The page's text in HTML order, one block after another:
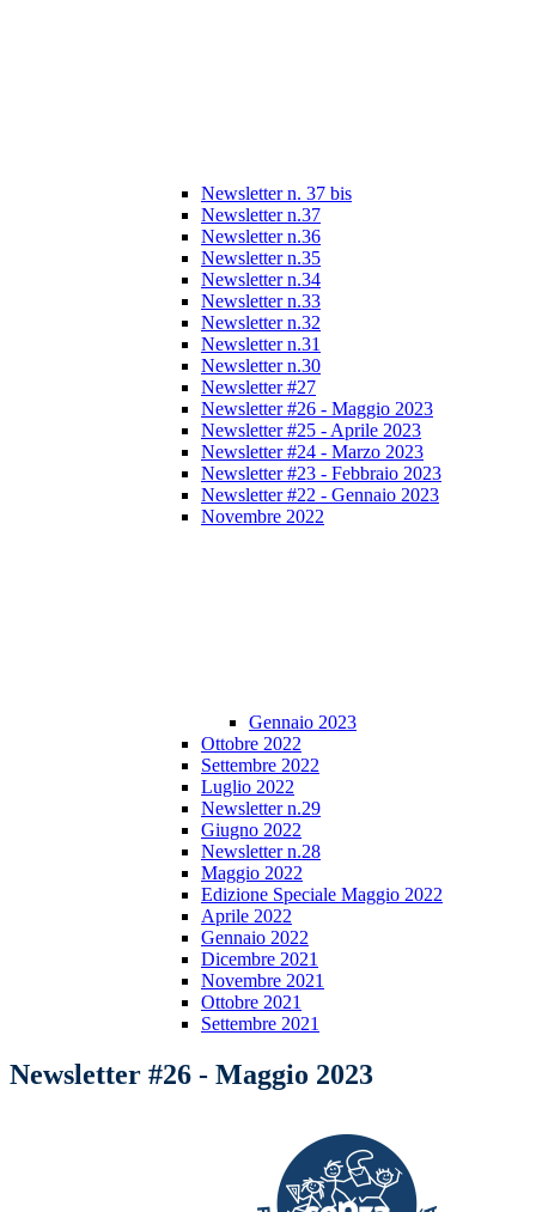
Newsletter n. 37 bis
Newsletter n.37
Newsletter n.36
Newsletter n.35
Newsletter n.34
Newsletter n.33
Newsletter n.32
Newsletter n.31
Newsletter n.30
Newsletter #27
Newsletter #26 - Maggio 2023
Newsletter #25 - Aprile 2023
Newsletter #24 - Marzo 2023
Newsletter #23 - Febbraio 2023
Newsletter #22 - Gennaio 2023
Novembre 2022
Gennaio 2023
Ottobre 2022
Settembre 2022
Luglio 2022
Newsletter n.29
Giugno 2022
Newsletter n.28
Maggio 2022
Edizione Speciale Maggio 2022
Aprile 2022
Gennaio 2022
Dicembre 2021
Novembre 2021
Ottobre 2021
Settembre 2021
Newsletter #26 - Maggio 2023